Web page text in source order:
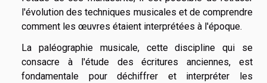
l'évolution des techniques musicales et de comprendre
comment les œuvres étaient interprétées à l'époque.
La paléographie musicale, cette discipline qui se
consacre à l'étude des écritures anciennes, est
fondamentale pour déchiffrer et interpréter les